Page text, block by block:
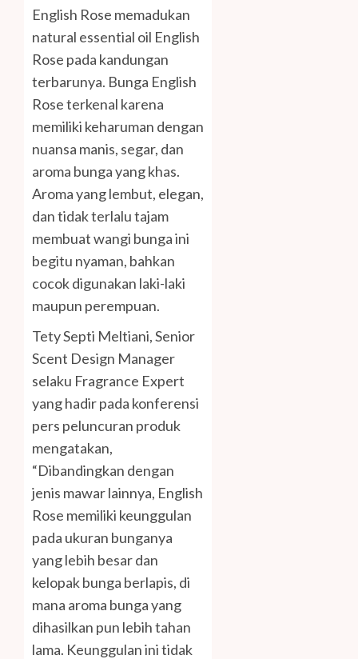
English Rose memadukan
natural essential oil English
Rose pada kandungan
terbarunya. Bunga English
Rose terkenal karena
memiliki keharuman dengan
nuansa manis, segar, dan
aroma bunga yang khas.
Aroma yang lembut, elegan,
dan tidak terlalu tajam
membuat wangi bunga ini
begitu nyaman, bahkan
cocok digunakan laki-laki
maupun perempuan.
Tety Septi Meltiani, Senior
Scent Design Manager
selaku Fragrance Expert
yang hadir pada konferensi
pers peluncuran produk
mengatakan,
“Dibandingkan dengan
jenis mawar lainnya, English
Rose memiliki keunggulan
pada ukuran bunganya
yang lebih besar dan
kelopak bunga berlapis, di
mana aroma bunga yang
dihasilkan pun lebih tahan
lama. Keunggulan ini tidak